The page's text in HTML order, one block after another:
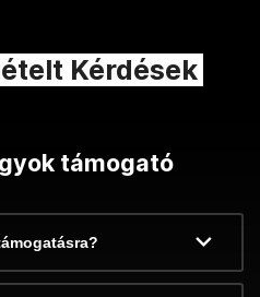
Kérdések
támogató